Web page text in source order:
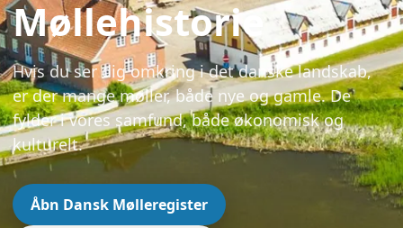
Møllehistorie
Hvis du ser dig omkring i det danske landskab,
er der mange møller, både nye og gamle. De
fylder i vores samfund, både økonomisk og
kulturelt.
Åbn Dansk Mølleregister